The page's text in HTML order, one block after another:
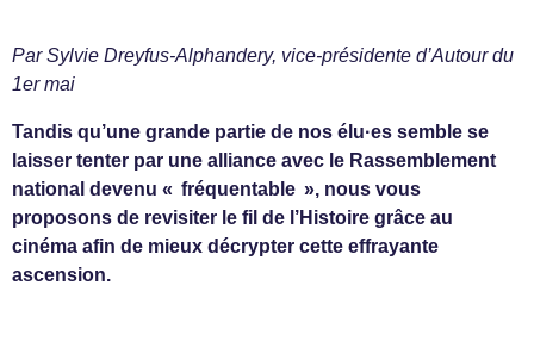
Par Sylvie Dreyfus-Alphandery, vice-présidente d’Autour du
1er mai
Tandis qu’une grande partie de nos élu·es semble se
laisser tenter par une alliance avec le Rassemblement
national devenu « fréquentable », nous vous
proposons de revisiter le fil de l’Histoire grâce au
cinéma afin de mieux décrypter cette effrayante
ascension.